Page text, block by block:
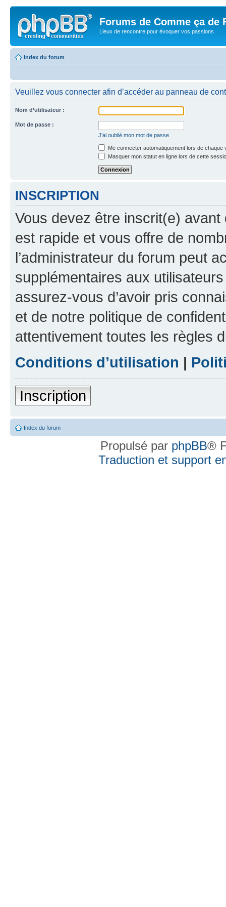
Forums de Comme ça de
Lieux de rencontre pour évoquer vos passions
Index du forum
Veuillez vous connecter afin d’accéder au panneau de
Nom d’utilisateur :
Mot de passe :
J’ai oublié mon mot de passe
Me connecter automatiquement lors de chaque
Masquer mon statut en ligne lors de cette
INSCRIPTION
Vous devez être inscrit(e) avant
est rapide et vous offre de
l’administrateur du forum peut
supplémentaires aux
assurez-vous d’avoir pris
et de notre politique de
attentivement toutes les règles
Conditions d’utilisation |
Inscription
Index du forum
Propulsé par phpBB®
Traduction et support